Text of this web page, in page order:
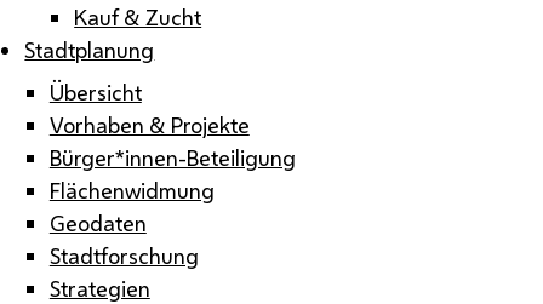
Kauf & Zucht
Stadtplanung
Übersicht
Vorhaben & Projekte
Bürger*innen-Beteiligung
Flächenwidmung
Geodaten
Stadtforschung
Strategien